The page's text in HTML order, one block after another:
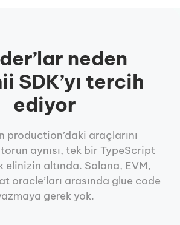
neden
SDK’yı tercih
ediyor
production’daki araçlarını
aynısı, tek bir TypeScript
elinizin altında. Solana, EVM,
oracle’ları arasında glue code
gerek yok.